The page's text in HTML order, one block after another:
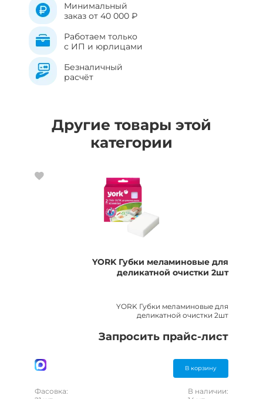
Минимальный
заказ от 40 000 ₽
Работаем только
с ИП и юрлицами
Безналичный
расчёт
Другие товары этой
категории
YORK Губки меламиновые для
деликатной очистки 2шт
YORK Губки меламиновые для
деликатной очистки 2шт
Запросить прайс-лист
В корзину
Фасовка:
В наличии: